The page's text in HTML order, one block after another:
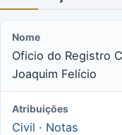
Nome
Oficio do Registro
Joaquim Felício
Atribuições
Civil · Notas